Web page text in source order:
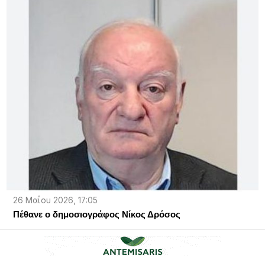
26 Μαΐου 2026, 17:05
Πέθανε ο δημοσιογράφος Νίκος Δρόσος